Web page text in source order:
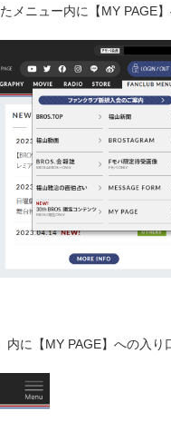
メニュー内に【MY PAGE
に【MY PAGE】への入り